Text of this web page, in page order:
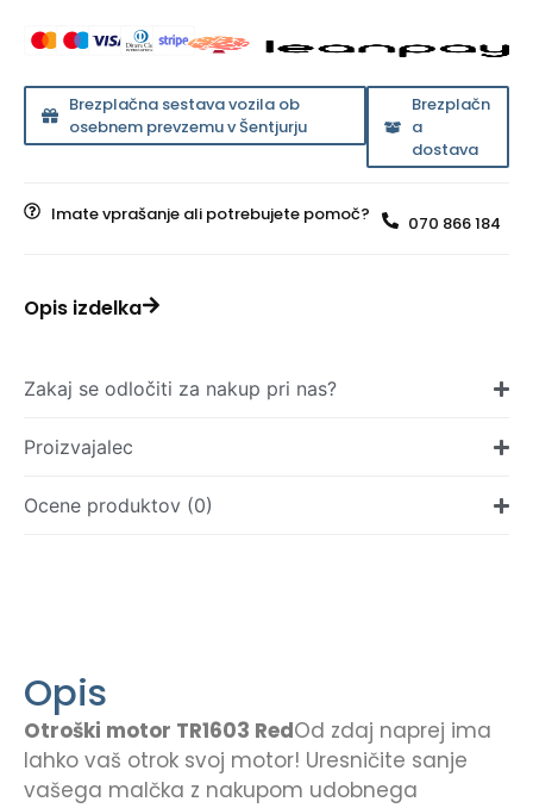
Brezplačna sestava vozila ob
osebnem prevzemu v Šentjurju
Brezplačn
a
dostava
Imate vprašanje ali potrebujete pomoč? 070 866 184
Opis izdelka
Zakaj se odločiti za nakup pri nas?
Proizvajalec
Ocene produktov (0)
Opis
Otroški motor TR1603 RedOd zdaj naprej ima
lahko vaš otrok svoj motor! Uresničite sanje
vašega malčka z nakupom udobnega